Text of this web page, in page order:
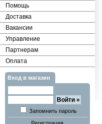
Помощь
Доставка
Вакансии
Управление
Партнерам
Оплата
Вход в магазин
Запомнить пароль